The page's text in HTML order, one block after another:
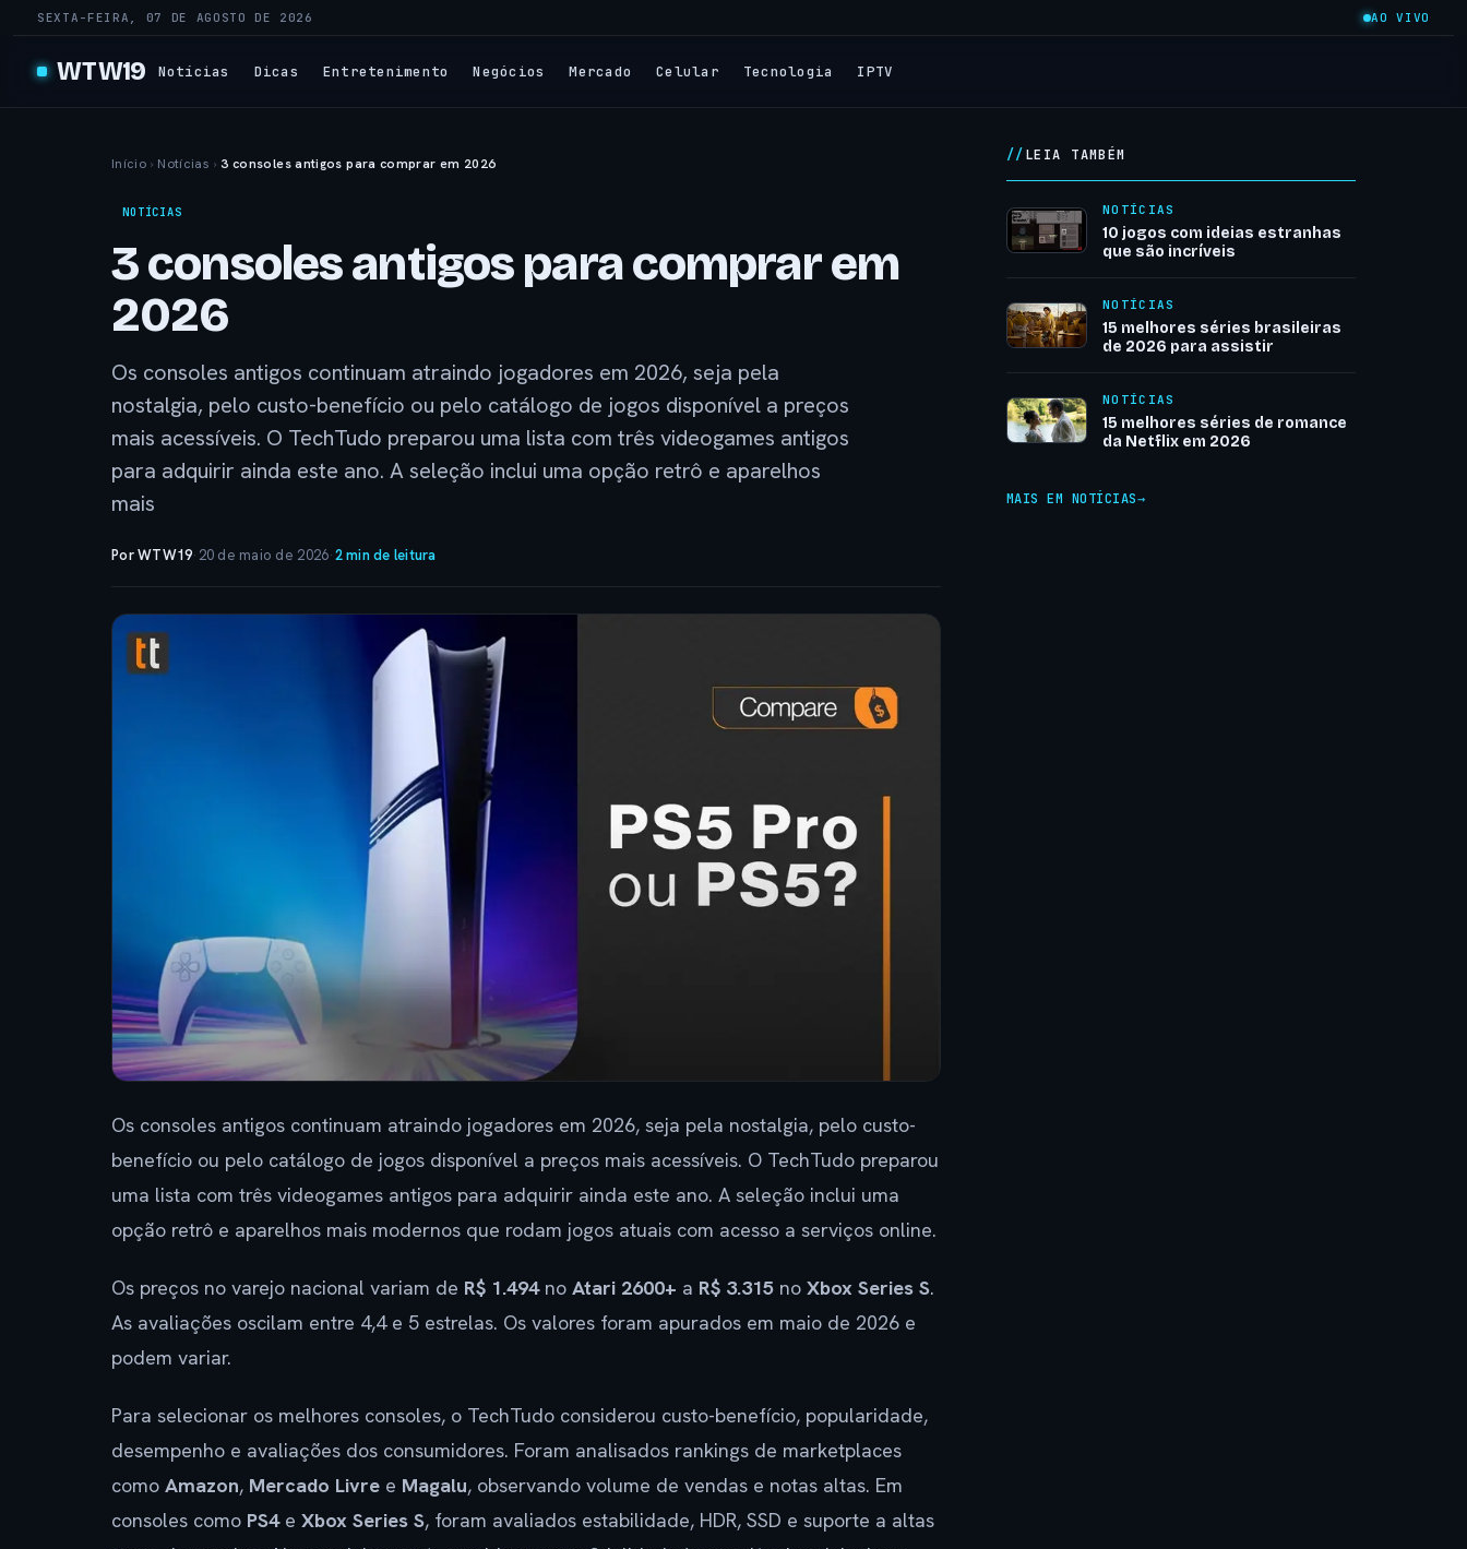
SEXTA-FEIRA, 07 DE AGOSTO DE 2026 AO VIVO
WTW19 Notícias Dicas Entretenimento Negócios Mercado Celular Tecnologia IPTV
Início › Notícias › 3 consoles antigos para comprar em 2026
NOTÍCIAS
3 consoles antigos para comprar em
2026
Os consoles antigos continuam atraindo jogadores em 2026, seja pela
nostalgia, pelo custo-benefício ou pelo catálogo de jogos disponível a preços
mais acessíveis. O TechTudo preparou uma lista com três videogames antigos
para adquirir ainda este ano. A seleção inclui uma opção retrô e aparelhos
mais
Por WTW19· 20 de maio de 2026·2 min de leitura
Os consoles antigos continuam atraindo jogadores em 2026, seja pela nostalgia, pelo custo-
benefício ou pelo catálogo de jogos disponível a preços mais acessíveis. O TechTudo preparou
uma lista com três videogames antigos para adquirir ainda este ano. A seleção inclui uma
opção retrô e aparelhos mais modernos que rodam jogos atuais com acesso a serviços online.
Os preços no varejo nacional variam de R$ 1.494no Atari 2600+ a R$ 3.315 no Xbox Series S.
As avaliações oscilam entre 4,4 e 5 estrelas. Os valores foram apurados em maio de 2026 e
podem variar.
Para selecionar os melhores consoles, o TechTudo considerou custo-benefício, popularidade,
desempenho e avaliações dos consumidores. Foram analisados rankings de marketplaces
como Amazon, Mercado Livre e Magalu, observando volume de vendas e notas altas. Em
consoles como PS4e Xbox Series S, foram avaliados estabilidade, HDR, SSD e suporte a altas
LEIA TAMBÉM
NOTÍCIAS
10 jogos com ideias estranhas
que são incríveis
NOTÍCIAS
15 melhores séries brasileiras
de 2026 para assistir
NOTÍCIAS
15 melhores séries de romance
da Netflix em 2026
MAIS EM NOTÍCIAS